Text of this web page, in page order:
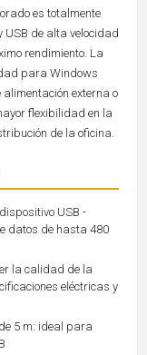
es totalmente
USB de alta velocidad
rendimiento. La
para Windows
externa o
flexibilidad en la
de la oficina.
USB -
datos de hasta 480
la calidad de la
eléctricas y
5 m: ideal para